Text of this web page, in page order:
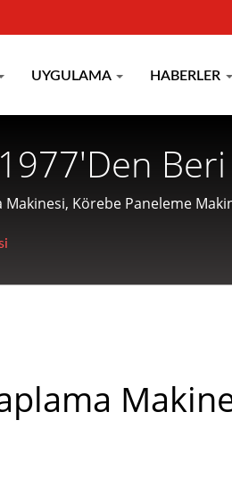
UYGULAMA HABERLER
Beri
Üreticisi
Körebe Paneleme